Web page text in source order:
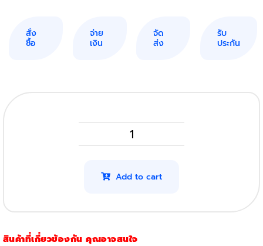
สั่ง
ซื้อ
จ่าย
เงิน
จัด
ส่ง
รับ
ประกัน
OKI
(7,000แผ่น)
Add to cart
สินค้าที่เกี่ยวข้องกัน คุณอาจสนใจ